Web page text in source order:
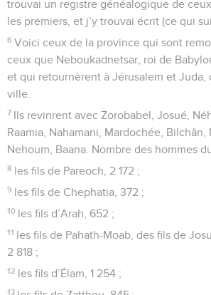
trouvai un registre généalogique de
les premiers, et j’y trouvai écrit (ce qui
6 Voici ceux de la province qui sont
ceux que Neboukadnetsar, roi de
et qui retournèrent à Jérusalem et Juda,
ville.
7 Ils revinrent avec Zorobabel, Josué,
Raamia, Nahamani, Mardochée, Bilchân,
Nehoum, Baana. Nombre des hommes
8 les fils de Pareoch, 2 172 ;
9 les fils de Chephatia, 372 ;
10 les fils d’Arah, 652 ;
11 les fils de Pahath-Moab, des fils de
2 818 ;
12 les fils d’Élam, 1 254 ;
13